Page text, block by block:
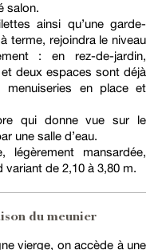
salon.
ainsi qu’une garde-
terme, rejoindra le niveau
: en rez-de-jardin,
deux espaces sont déjà
menuiseries en place et
qui donne vue sur le
une salle d’eau.
mansardée,
de 2,10 à 3,80 m.
du meunier
vierge, on accède à une